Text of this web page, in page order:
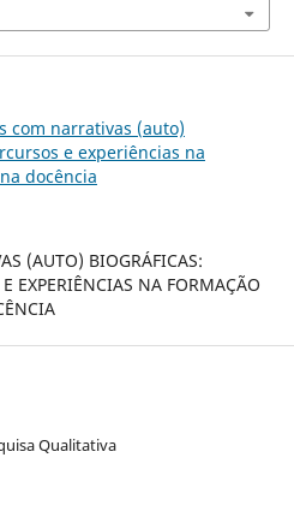
com narrativas (auto)
e experiências na
docência
(AUTO) BIOGRÁFICAS:
EXPERIÊNCIAS NA FORMAÇÃO
Qualitativa